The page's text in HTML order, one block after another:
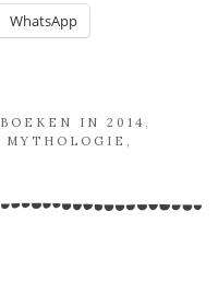
WhatsApp
BOEKEN IN 2014
MYTHOLOGIE